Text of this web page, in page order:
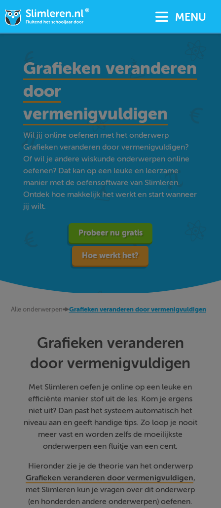
MENU
Grafieken veranderen
door
vermenigvuldigen
Wil jij online oefenen met het onderwerp
Grafieken veranderen door vermenigvuldigen?
Of wil je andere wiskunde onderwerpen online
oefenen? Dat kan op een leuke en leerzame
manier met de oefensoftware van Slimleren.
Ontdek hoe makkelijk het werkt en start wanneer
jij wilt.
Probeer nu gratis
Hoe werkt het?
Alle onderwerpen Grafieken veranderen door vermenigvuldigen
Grafieken veranderen
door vermenigvuldigen
Met Slimleren oefen je online op een leuke en
efficiënte manier stof uit de les. Kom je ergens
niet uit? Dan past het systeem automatisch het
niveau aan en geeft handige tips. Zo loop je nooit
meer vast en worden zelfs de moeilijkste
onderwerpen een fluitje van een cent.
Hieronder zie je de theorie van het onderwerp
Grafieken veranderen door vermenigvuldigen,
met Slimleren kun je vragen over dit onderwerp
(en honderden andere onderwerpen) oefenen.